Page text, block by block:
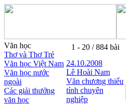
Văn học
Thơ và Thơ Trẻ
Văn học Việt Nam
Văn học nước
ngoài
Các giải thưởng
văn học
1 - 20 / 884 bài
24.10.2008
Lê Hoài Nam
Văn chương thiếu
tính chuyên
nghiệp